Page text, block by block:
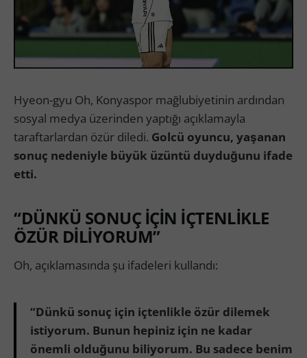
Hyeon-gyu Oh, Konyaspor mağlubiyetinin ardından
sosyal medya üzerinden yaptığı açıklamayla
taraftarlardan özür diledi. Golcü oyuncu, yaşanan
sonuç nedeniyle büyük üzüntü duyduğunu ifade
etti.
“DÜNKÜ SONUÇ İÇİN İÇTENLİKLE
ÖZÜR DİLİYORUM”
Oh, açıklamasında şu ifadeleri kullandı:
“Dünkü sonuç için içtenlikle özür dilemek
istiyorum. Bunun hepiniz için ne kadar
önemli olduğunu biliyorum. Bu sadece benim